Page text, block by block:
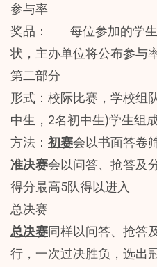
参与率
奖品： 每位参加的学生
状，主办单位将公布参与
第二部分
形式：校际比赛，学校组
中生，2名初中生)学生组
方法： 初赛会以书面答卷
准决赛会以问答、抢答及
得分最高5队得以进入
总决赛
总决赛同样以问答、抢答
行，一次过决胜负，选出